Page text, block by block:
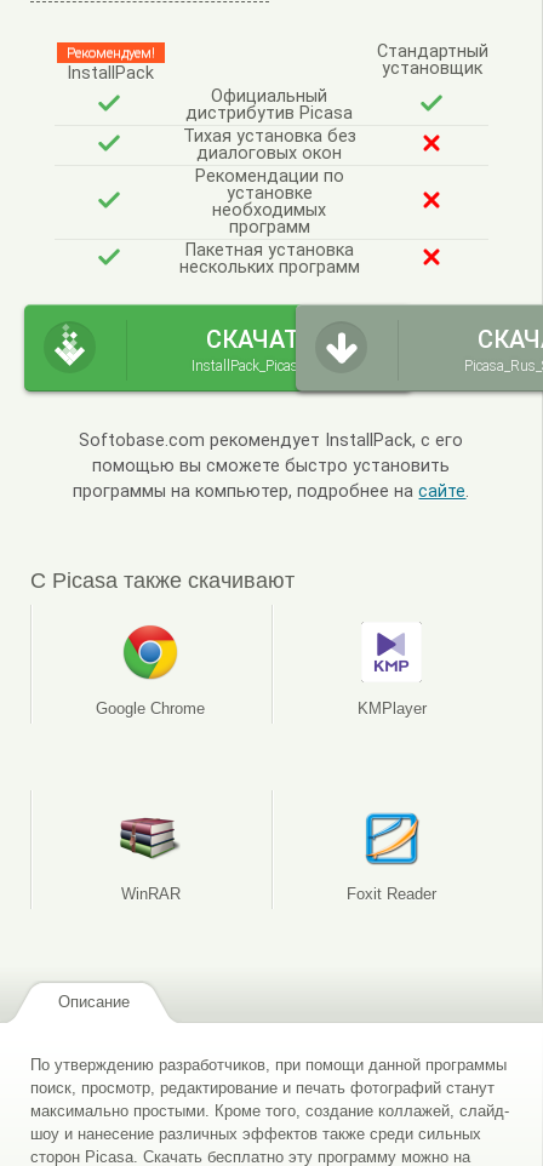
Рекомендуем!
InstallPack
Стандартный
установщик
Официальный
дистрибутив Picasa
Тихая установка без
диалоговых окон
Рекомендации по
установке
необходимых
программ
Пакетная установка
нескольких программ
СКАЧАТЬ
InstallPack_Picasa.exe
Softobase.com рекомендует InstallPack, с его
помощью вы сможете быстро установить
программы на компьютер, подробнее насайте.
С Picasa также скачивают
Google Chrome KMPlayer
WinRAR Foxit Reader
Описание
По утверждению разработчиков, при помощи данной программы
поиск, просмотр, редактирование и печать фотографий станут
максимально простыми. Кроме того, создание коллажей, слайд-
шоу и нанесение различных эффектов также среди сильных
сторон Picasa. Скачать бесплатно эту программу можно на